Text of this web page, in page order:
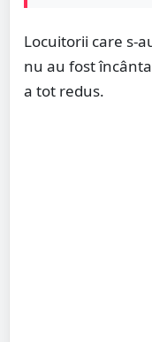
Locuitorii care s-
nu au fost
a tot redus.